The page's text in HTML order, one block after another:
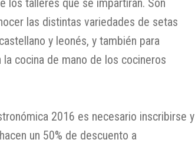
los talleres que se impartirán. Son
las distintas variedades de setas
y leonés, y también para
cocina de mano de los cocineros
2016 es necesario inscribirse y
un 50% de descuento a